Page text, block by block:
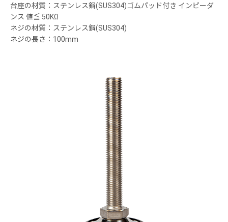
台座の材質：ステンレス鋼(SUS304)ゴムパッド付き インピーダ
ンス 値≦ 50KΩ
ネジの材質：ステンレス鋼(SUS304)
ネジの長さ：100mm